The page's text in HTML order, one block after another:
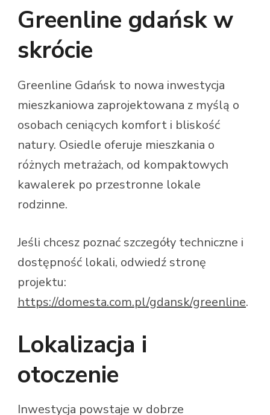
Greenline gdańsk w
skrócie
Greenline Gdańsk to nowa inwestycja
mieszkaniowa zaprojektowana z myślą o
osobach ceniących komfort i bliskość
natury. Osiedle oferuje mieszkania o
różnych metrażach, od kompaktowych
kawalerek po przestronne lokale
rodzinne.
Jeśli chcesz poznać szczegóły techniczne i
dostępność lokali, odwiedź stronę
projektu:
https://domesta.com.pl/gdansk/greenline.
Lokalizacja i
otoczenie
Inwestycja powstaje w dobrze